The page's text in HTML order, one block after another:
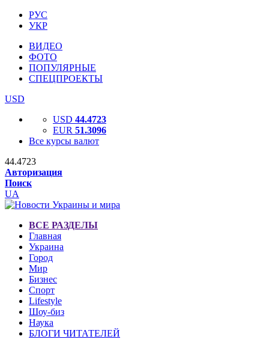
РУС
УКР
ВИДЕО
ФОТО
ПОПУЛЯРНЫЕ
СПЕЦПРОЕКТЫ
USD
USD 44.4723
EUR 51.3096
Все курсы валют
44.4723
Авторизация
Поиск
UA
ВСЕ РАЗДЕЛЫ
Главная
Украина
Город
Мир
Бизнес
Спорт
Lifestyle
Шоу-биз
Наука
БЛОГИ ЧИТАТЕЛЕЙ